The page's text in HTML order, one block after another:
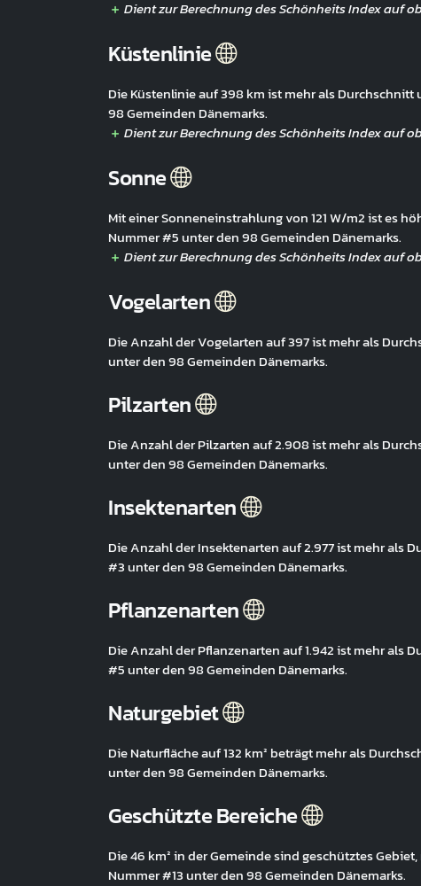
Küstenlinie
Die Küstenlinie auf 398 km ist mehr als
98 Gemeinden Dänemarks.
Sonne
Mit einer Sonneneinstrahlung von 121 W/m2 ist es
Nummer #5 unter den 98 Gemeinden Dänemarks.
Vogelarten
Die Anzahl der Vogelarten auf 397 ist mehr als
unter den 98 Gemeinden Dänemarks.
Pilzarten
Die Anzahl der Pilzarten auf 2.908 ist mehr als
unter den 98 Gemeinden Dänemarks.
Insektenarten
Die Anzahl der Insektenarten auf 2.977 ist mehr als
#3 unter den 98 Gemeinden Dänemarks.
Pflanzenarten
Die Anzahl der Pflanzenarten auf 1.942 ist mehr als
#5 unter den 98 Gemeinden Dänemarks.
Naturgebiet
Die Naturfläche auf 132 km² beträgt mehr als
unter den 98 Gemeinden Dänemarks.
Geschützte Bereiche
Die 46 km² in der Gemeinde sind geschütztes
Nummer #13 unter den 98 Gemeinden Dänemarks.